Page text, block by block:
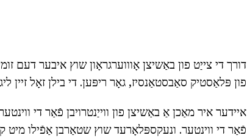
דורך די צייַט פון באַשיצן אָוווערגראָון שוץ איבער דעם
פון פּלאַסטיק סאַבסטאַנסיז, גאָר ריפּען. די בילן זאָל זיין
איידער איר מאַכן אַ באַשיצן פון ווייַנטרויבן פֿאַר די
פֿאַר די ווינטער. ונעקספּלאָרעד שוץ שטאַרבן אַפֿילו